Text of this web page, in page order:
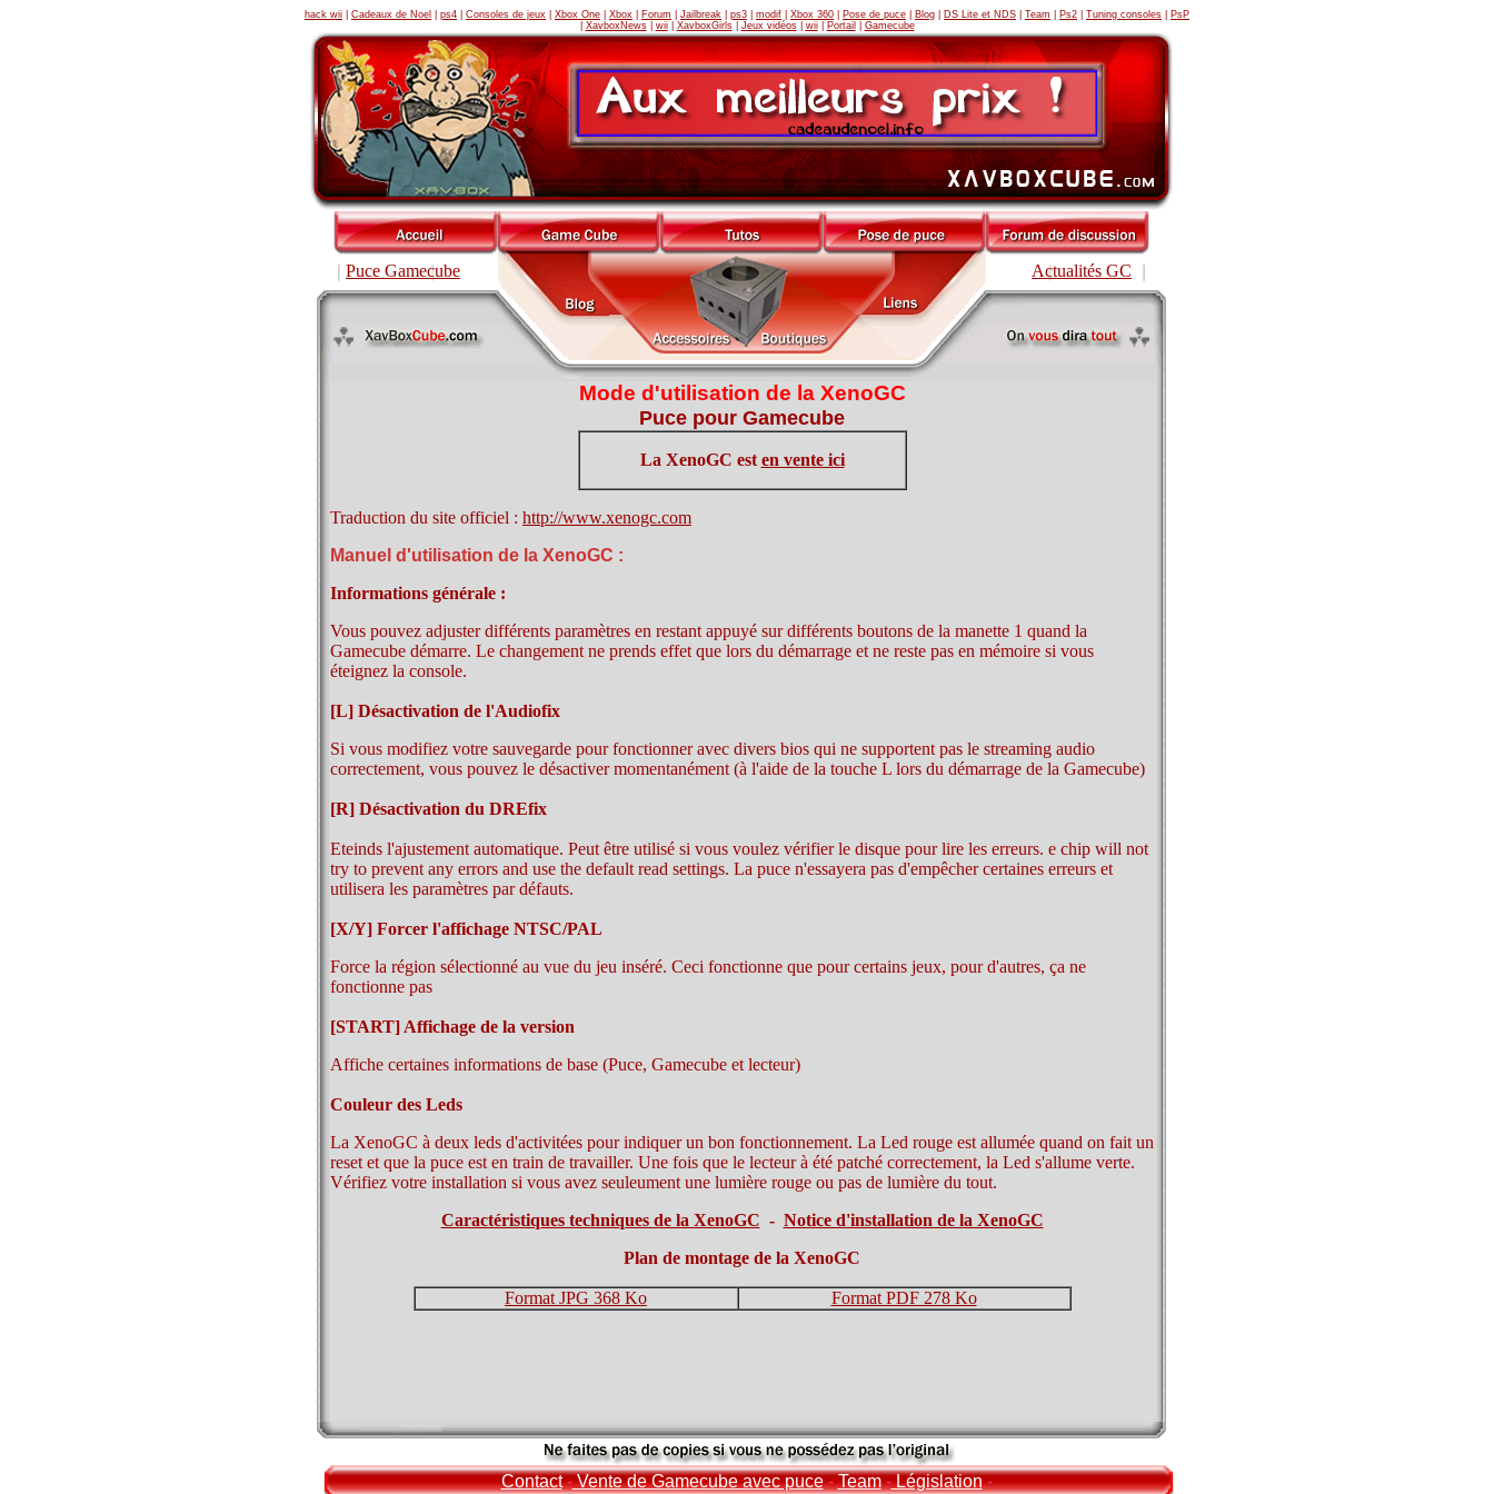
hack wii Cadeaux de Noel ps4 Consoles de jeux Xbox One Xbox Forum Jailbreak ps3 modif Xbox 360 Pose de puce Blog DS Lite et NDS Team Ps2 Tuning consoles
PsP
XavboxNews| wii| XavboxGirls| Jeux vidéos| wii| Portail Gamecube
Puce Gamecube Actualités GC
Mode d'utilisation de la XenoGC
Puce pour Gamecube
La XenoGC est en vente ici
Traduction du site officiel : http://www.xenogc.com
Manuel d'utilisation de la XenoGC :
Informations générale :
Vous pouvez adjuster différents paramètres en restant appuyé sur différents boutons de la manette 1 quand la
Gamecube démarre. Le changement ne prends effet que lors du démarrage et ne reste pas en mémoire si vous
éteignez la console.
[L] Désactivation de l'Audiofix
Si vous modifiez votre sauvegarde pour fonctionner avec divers bios qui ne supportent pas le streaming audio
correctement, vous pouvez le désactiver momentanément (à l'aide de la touche L lors du démarrage de la Gamecube)
[R] Désactivation du DREfix
Eteinds l'ajustement automatique. Peut être utilisé si vous voulez vérifier le disque pour lire les erreurs. e chip will not
try to prevent any errors and use the default read settings. La puce n'essayera pas d'empêcher certaines erreurs et
utilisera les paramètres par défauts.
[X/Y] Forcer l'affichage NTSC/PAL
Force la région sélectionné au vue du jeu inséré. Ceci fonctionne que pour certains jeux, pour d'autres, ça ne
fonctionne pas
[START] Affichage de la version
Affiche certaines informations de base (Puce, Gamecube et lecteur)
Couleur des Leds
La XenoGC à deux leds d'activitées pour indiquer un bon fonctionnement. La Led rouge est allumée quand on fait un
reset et que la puce est en train de travailler. Une fois que le lecteur à été patché correctement, la Led s'allume verte.
Vérifiez votre installation si vous avez seuleument une lumière rouge ou pas de lumière du tout.
Caractéristiques techniques de la XenoGC - Notice d'installation de la XenoGC
Plan de montage de la XenoGC
Format JPG 368 Ko Format PDF 278 Ko
Contact-Vente de Gamecube avec puce-Team-Législation-